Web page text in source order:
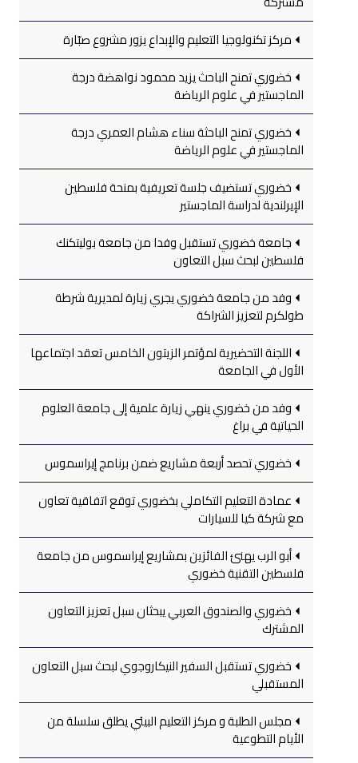
مركز تكنولوجيا التعليم والإبداع يزور مشروع صبّارة
خضوري تمنح الباحث يزيد محمود نواهضة درجة
الماجستير في علوم الرياضة
خضوري تمنح الباحثة سناء هشام العمري درجة
الماجستير في علوم الرياضة
خضوري تستضيف جلسة تعريفية بمنحة فلسطين
الإيرلندية لدراسة الماجستير
جامعة خضوري تستقبل وفدا من جامعة بوليتكنك
فلسطين لبحث سبل التعاون
وفد من جامعة خضوري يجري زيارة لمديرية شرطة
طولكرم لتعزيز الشراكة
اللجنة التحضيرية لمؤتمر الزيتون الخامس تعقد اجتماعها
الأول في الجامعة
وفد من خضوري ينهي زيارة علمية إلى جامعة العلوم
الحياتية في براغ
خضوري تحصد أربعة مشاريع ضمن برنامج إيراسموس
عمادة التعليم التكاملي بخضوري توقع اتفاقية تعاون
مع شركة كيا للسيارات
أبو الرب يهنئ الفائزين بمشاريع إيراسموس من جامعة
فلسطين التقنية خضوري
خضوري والصندوق العربي يبحثان سبل تعزيز التعاون
المشترك
خضوري تستقبل السفير النيكاروجوي لبحث سبل التعاون
المستقبلي
مجلس الطلبة و مركز التعليم البيئي يطلق سلسلة من
الأيام التطوعية